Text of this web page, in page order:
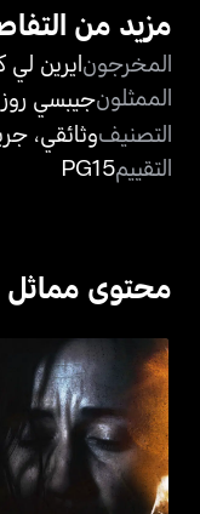
مزيد من
المخرجونايرين لي
الممثلونجيبسي روز
التصنيفوثائقي،
التقييمPG15
محتوى مماثل
ايفل ليفز هير: شادوز